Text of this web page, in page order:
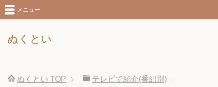
ぬくとい
メニュー
ぬくとい TOP テレビで紹介(番組別)